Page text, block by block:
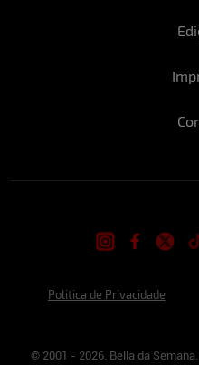
Politica de Privacidade
© 2001 - 2026. Bella da